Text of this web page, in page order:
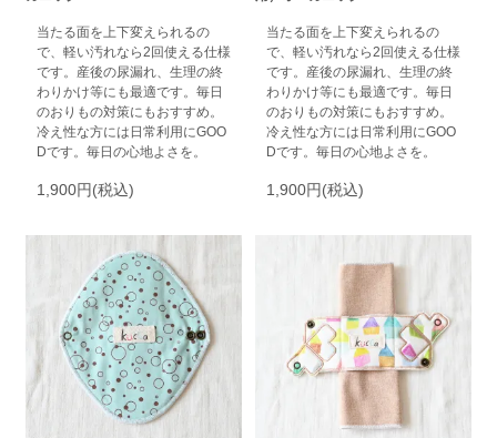
当たる面を上下変えられるの
で、軽い汚れなら2回使える仕様
です。産後の尿漏れ、生理の終
わりかけ等にも最適です。毎日
のおりもの対策にもおすすめ。
冷え性な方には日常利用にGOO
Dです。毎日の心地よさを。
1,900円(税込)
当たる面を上下変えられるの
で、軽い汚れなら2回使える仕様
です。産後の尿漏れ、生理の終
わりかけ等にも最適です。毎日
のおりもの対策にもおすすめ。
冷え性な方には日常利用にGOO
Dです。毎日の心地よさを。
1,900円(税込)